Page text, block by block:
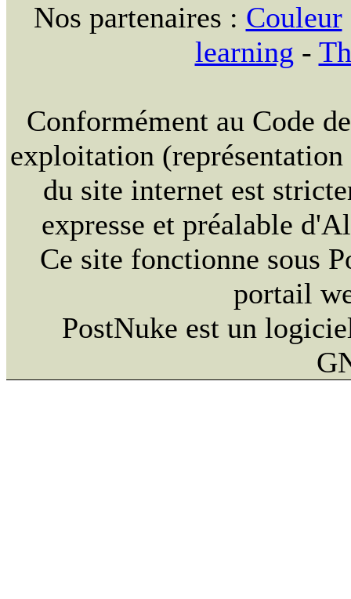
Nos partenaires : Couleur
learning -
Conformément au Code
exploitation
du site internet est
expresse et préalable
Ce site fonctionne sous
portail
PostNuke est un